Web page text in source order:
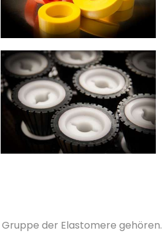
der Elastomere gehören.